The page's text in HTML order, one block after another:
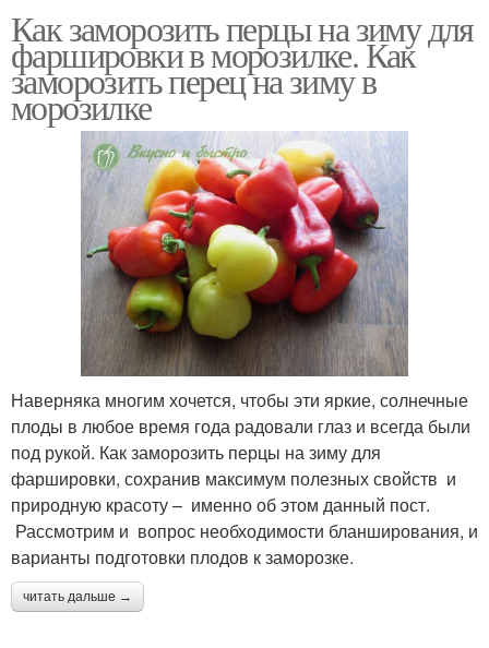
Как заморозить перцы на зиму для
фаршировки в морозилке. Как
заморозить перец на зиму в
морозилке
Наверняка многим хочется, чтобы эти яркие, солнечные
плоды в любое время года радовали глаз и всегда были
под рукой. Как заморозить перцы на зиму для
фаршировки, сохранив максимум полезных свойств и
природную красоту – именно об этом данный пост.
Рассмотрим и вопрос необходимости бланширования, и
варианты подготовки плодов к заморозке.
читать дальше →